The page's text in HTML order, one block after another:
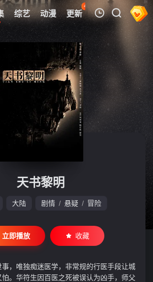
综艺 动漫 更新
42
热榜 APP
影记录
暂无观看影片的记录
天书黎明
大陆 剧情 / 悬疑 / 冒险
立即播放 收藏
，唯独痴迷医学，非常规的行医手段让城
。华符生因百医之死被误认为凶手，师父